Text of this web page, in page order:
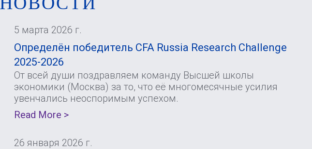
5 марта 2026 г.
Определён победитель CFA Russia Research Challenge
2025-2026
От всей души поздравляем команду Высшей школы
экономики (Москва) за то, что её многомесячные усилия
увенчались неоспоримым успехом.
Read More >
26 января 2026 г.